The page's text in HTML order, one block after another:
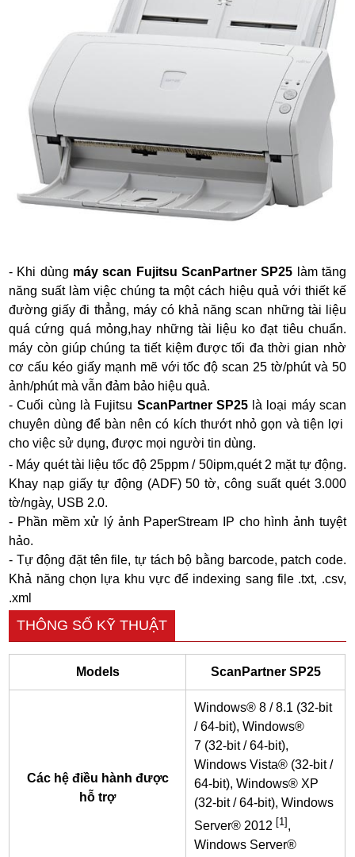
- Khi dùng máy scan Fujitsu ScanPartner SP25 làm tăng
năng suất làm việc chúng ta một cách hiệu quả với thiết kế
đường giấy đi thẳng, máy có khả năng scan những tài liệu
quá cứng quá mỏng,hay những tài liệu ko đạt tiêu chuẩn.
máy còn giúp chúng ta tiết kiệm được tối đa thời gian nhờ
cơ cấu kéo giấy mạnh mẽ với tốc độ scan 25 tờ/phút và 50
ảnh/phút mà vẫn đảm bảo hiệu quả.
- Cuối cùng là Fujitsu ScanPartner SP25là loại máy scan
chuyên dùng để bàn nên có kích thướt nhỏ gọn và tiện lợi
cho việc sử dụng, được mọi người tin dùng.
- Máy quét tài liệu tốc độ 25ppm / 50ipm,quét 2 mặt tự động.
Khay nạp giấy tự động (ADF) 50 tờ, công suất quét 3.000
tờ/ngày, USB 2.0.
- Phần mềm xử lý ảnh PaperStream IP cho hình ảnh tuyệt
hảo.
- Tự động đặt tên file, tự tách bộ bằng barcode, patch code.
Khả năng chọn lựa khu vực để indexing sang file .txt, .csv,
.xml
THÔNG SỐ KỸ THUẬT
Models ScanPartner SP25
Các hệ điều hành được
hỗ trợ
Windows® 8 / 8.1 (32-bit
/ 64-bit), Windows®
7 (32-bit / 64-bit),
Windows Vista® (32-bit /
64-bit), Windows® XP
(32-bit / 64-bit), Windows
Server® 2012 [1] ,
Windows Server®